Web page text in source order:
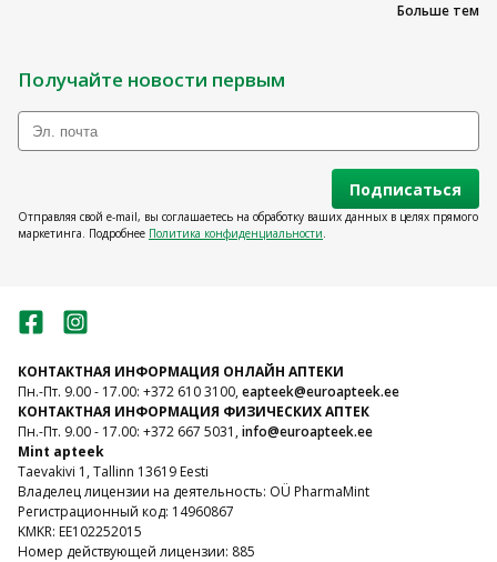
Больше тем
Получайте новости первым
Подписаться
Отправляя свой e-mail, вы соглашаетесь на обработку ваших данных в целях прямого
маркетинга. Подробнее Политика конфиденциальности.
КОНТАКТНАЯ ИНФОРМАЦИЯ ОНЛАЙН АПТЕКИ
Пн.-Пт. 9.00 - 17.00: +372 610 3100,eapteek@euroapteek.ee
КОНТАКТНАЯ ИНФОРМАЦИЯ ФИЗИЧЕСКИХ АПТЕК
Пн.-Пт. 9.00 - 17.00: +372 667 5031,info@euroapteek.ee
Mint apteek
Taevakivi 1, Tallinn 13619 Eesti
Владелец лицензии на деятельность: OÜ PharmaMint
Регистрационный код: 14960867
KMKR: EE102252015
Номер действующей лицензии: 885